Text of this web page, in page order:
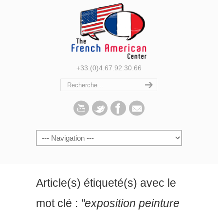
+33.(0)4.67.92.30.66
Navigation
Article(s) étiqueté(s) avec le
mot clé : "exposition peinture